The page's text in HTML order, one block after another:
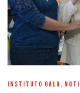
INSTITUTO GALO,